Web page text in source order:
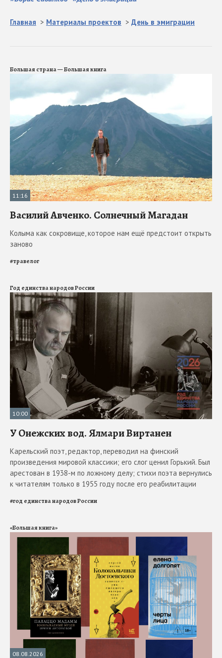
Главная > Материалы проектов > День в эмиграции
Большая страна — Большая книга
11:16
Василий Авченко. Солнечный Магадан
Колыма как сокровище, которое нам ещё предстоит открыть
заново
#травелог
Год единства народов России
10:00
У Онежских вод. Ялмари Виртанен
Карельский поэт, редактор, переводил на финский
произведения мировой классики; его слог ценил Горький. Был
арестован в 1938-м по ложному делу; стихи поэта вернулись
к читателям только в 1955 году после его реабилитации
#год единства народов России
«Большая книга»
08.08.2026